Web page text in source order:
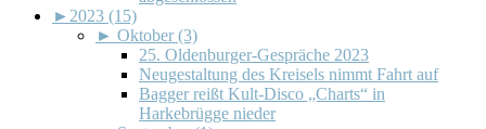
► 2023 (15)
► Oktober (3)
25. Oldenburger-Gespräche 2023
Neugestaltung des Kreisels nimmt Fahrt auf
Bagger reißt Kult-Disco „Charts“ in
Harkebrügge nieder